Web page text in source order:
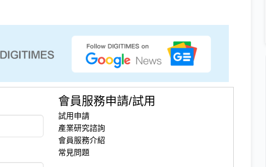
會員服務申請/試用
試用申請
產業研究諮詢
會員服務介紹
常見問題